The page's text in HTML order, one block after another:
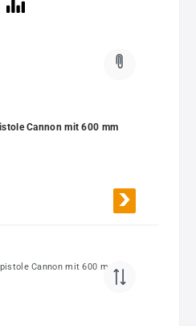
Cannon mit 600 mm